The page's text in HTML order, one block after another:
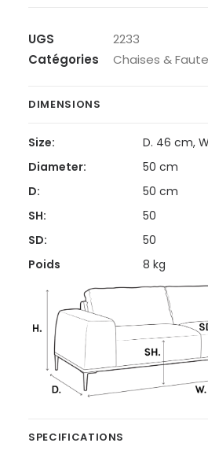
UGS
2233
Catégories
Chaises &
DIMENSIONS
Size:
D. 46 cm,
Diameter:
50 cm
D:
50 cm
SH:
50
SD:
50
Poids
8 kg
SPECIFICATIONS